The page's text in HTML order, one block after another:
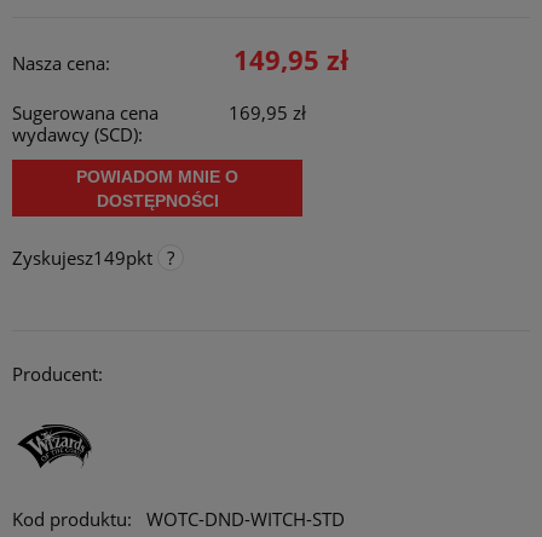
Nasza cena: 149,95 zł
Sugerowana cena
wydawcy (SCD):
169,95 zł
POWIADOM MNIE O
DOSTĘPNOŚCI
Zyskujesz149pkt
stacjonarnie i na targach/ konwentach.
Producent:
Kod produktu:
WOTC-DND-WITCH-STD